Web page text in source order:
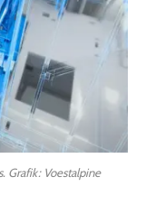
Grafik: Voestalpine